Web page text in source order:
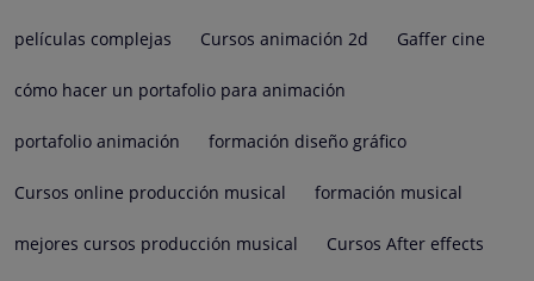
películas complejas Cursos animación 2d Gaffer cine
cómo hacer un portafolio para animación
portafolio animación formación diseño gráfico
Cursos online producción musical formación musical
mejores cursos producción musical Cursos After effects